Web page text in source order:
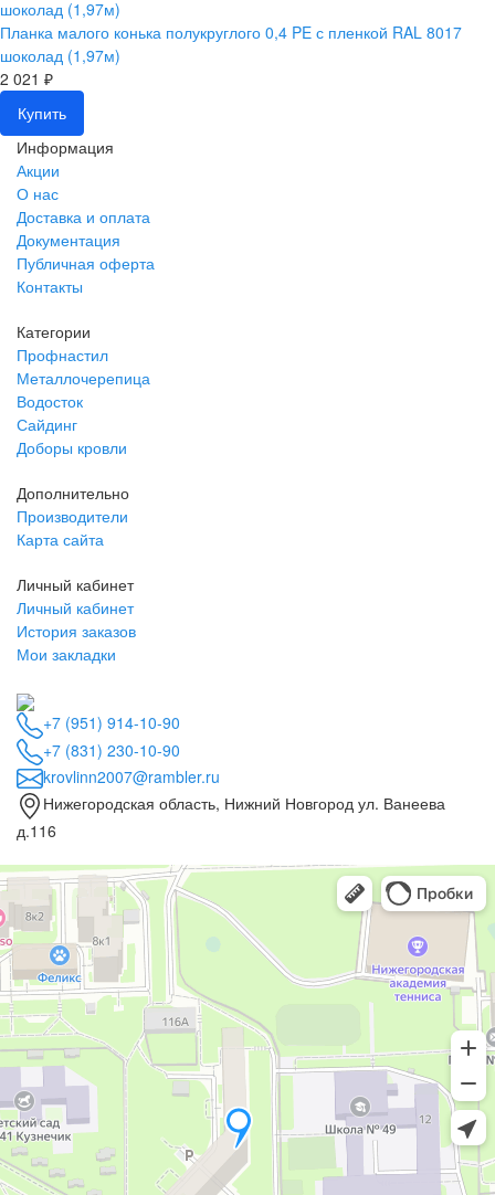
Планка малого конька полукруглого 0,4 PE с пленкой RAL 8017
шоколад (1,97м)
2 021 ₽
Купить
Информация
Акции
О нас
Доставка и оплата
Документация
Публичная оферта
Контакты
Категории
Профнастил
Металлочерепица
Водосток
Сайдинг
Доборы кровли
Дополнительно
Производители
Карта сайта
Личный кабинет
Личный кабинет
История заказов
Мои закладки
+7 (951) 914-10-90
+7 (831) 230-10-90
krovlinn2007@rambler.ru
Нижегородская область, Нижний Новгород ул. Ванеева
д.116